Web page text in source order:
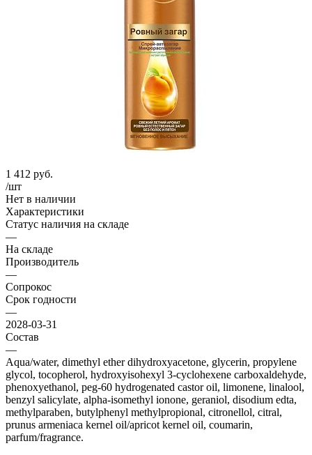
1 412 руб.
/шт
Нет в наличии
Характеристики
Статус наличия на складе
—
На складе
Производитель
—
Сопрокос
Срок годности
—
2028-03-31
Состав
—
Aqua/water, dimethyl ether dihydroxyacetone, glycerin, propylene
glycol, tocopherol, hydroxyisohexyl 3-cyclohexene carboxaldehyde,
phenoxyethanol, peg-60 hydrogenated castor oil, limonene, linalool,
benzyl salicylate, alpha-isomethyl ionone, geraniol, disodium edta,
methylparaben, butylphenyl methylpropional, citronellol, citral,
prunus armeniaca kernel oil/apricot kernel oil, coumarin,
parfum/fragrance.